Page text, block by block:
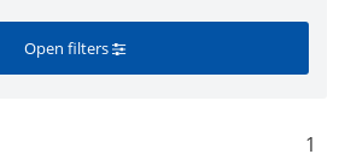
Open filters
1